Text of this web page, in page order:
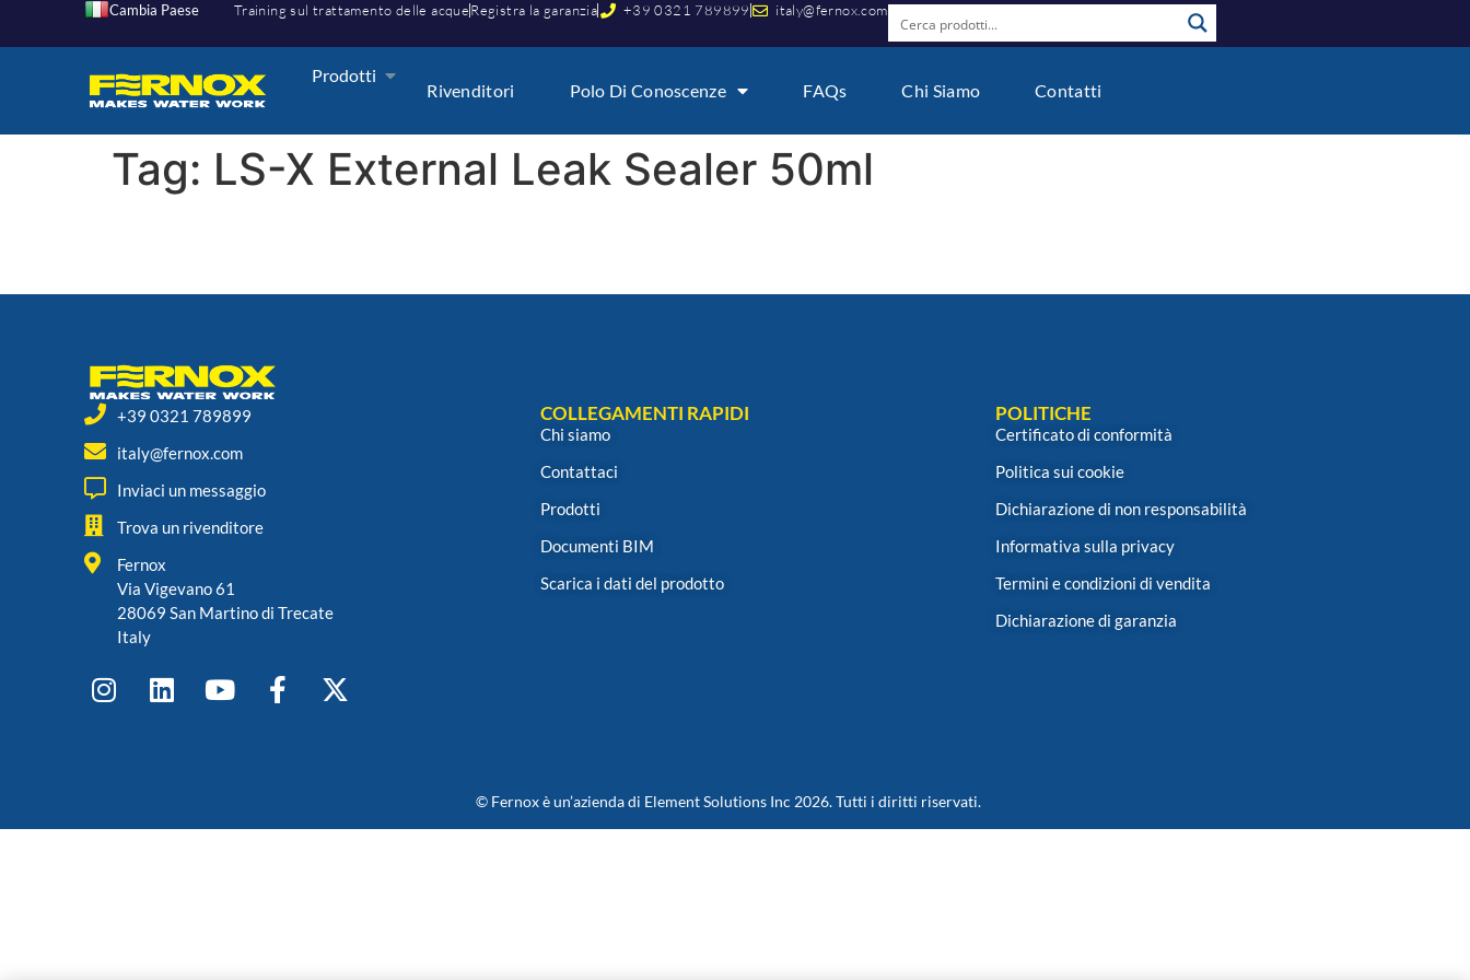
Cambia Paese Training sul trattamento delle acqueRegistra la garanzia +39 0321 789899 italy@fernox.com
Prodotti
Rivenditori Polo Di Conoscenze FAQs Chi Siamo Contatti
Tag: LS-X External Leak Sealer 50ml
+39 0321 789899
italy@fernox.com
Inviaci un messaggio
Trova un rivenditore
Fernox
Via Vigevano 61
28069 San Martino di Trecate
Italy
COLLEGAMENTI RAPIDI
Chi siamo
Contattaci
Prodotti
Documenti BIM
Scarica i dati del prodotto
POLITICHE
Certificato di conformità
Politica sui cookie
Dichiarazione di non responsabilità
Informativa sulla privacy
Termini e condizioni di vendita
Dichiarazione di garanzia
© Fernox è un’azienda di Element Solutions Inc 2026. Tutti i diritti riservati.